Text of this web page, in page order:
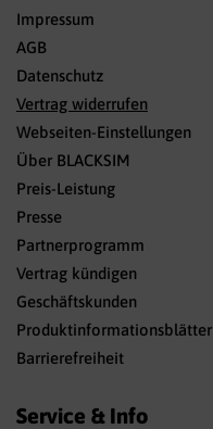
Impressum
AGB
Datenschutz
Vertrag widerrufen
Webseiten-Einstellungen
Über BLACKSIM
Preis-Leistung
Presse
Partnerprogramm
Vertrag kündigen
Geschäftskunden
Produktinformationsblätter
Barrierefreiheit
Service & Info